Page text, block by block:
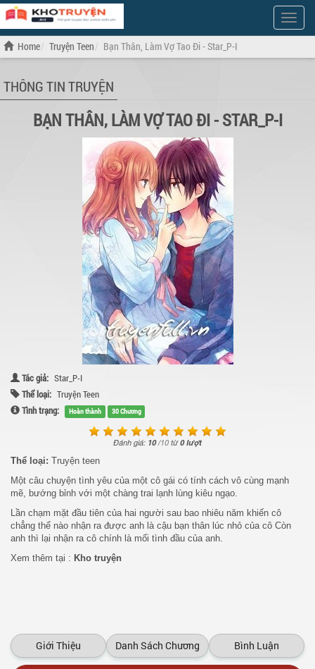
Show
Menu
Home Truyện Teen Bạn Thân, Làm Vợ Tao Đi - Star_P-I
THÔNG TIN TRUYỆN
BẠN THÂN, LÀM VỢ TAO ĐI - STAR_P-I
Tác giả: Star_P-I
Thể loại: Truyện Teen
Tình trạng:
Hoàn thành 30 Chương
Đánh giá: 10/10 từ0 lượt
Thể loại: Truyện teen
Một câu chuyện tình yêu của một cô gái có tính cách vô cùng mạnh
mẽ, bướng bỉnh với một chàng trai lạnh lùng kiêu ngạo.
Lần chạm mặt đầu tiên của hai người sau bao nhiêu năm khiến cô
chẳng thể nào nhận ra được anh là cậu bạn thân lúc nhỏ của cô Còn
anh thì lại nhận ra cô chính là mối tình đầu của anh.
Xem thêm tại : Kho truyện
Giới Thiệu Danh Sách Chương Bình Luận